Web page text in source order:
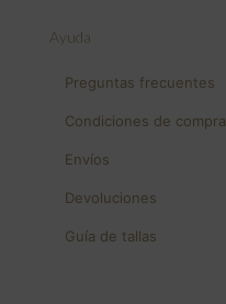
Ayuda
Preguntas frecuentes
Condiciones de compra
Envíos
Devoluciones
Guía de tallas